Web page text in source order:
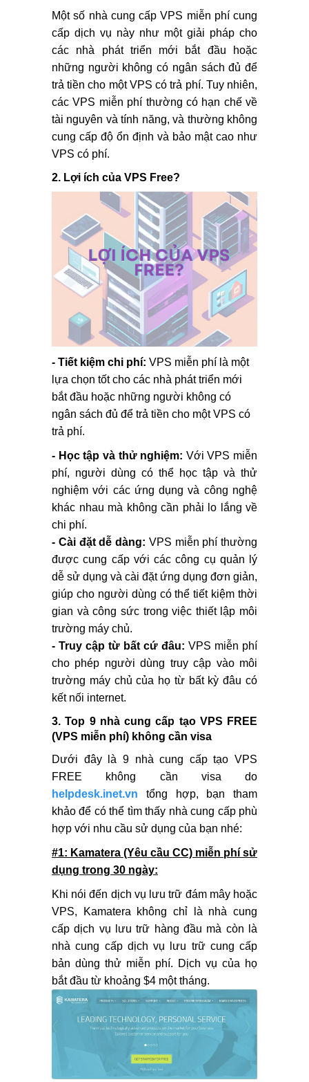
Một số nhà cung cấp VPS miễn phí cung
cấp dịch vụ này như một giải pháp cho
các nhà phát triển mới bắt đầu hoặc
những người không có ngân sách đủ để
trả tiền cho một VPS có trả phí. Tuy nhiên,
các VPS miễn phí thường có hạn chế về
tài nguyên và tính năng, và thường không
cung cấp độ ổn định và bảo mật cao như
VPS có phí.
2. Lợi ích của VPS Free?
- Tiết kiệm chi phí: VPS miễn phí là một
lựa chọn tốt cho các nhà phát triển mới
bắt đầu hoặc những người không có
ngân sách đủ để trả tiền cho một VPS có
trả phí.
- Học tập và thử nghiệm: Với VPS miễn
phí, người dùng có thể học tập và thử
nghiệm với các ứng dụng và công nghệ
khác nhau mà không cần phải lo lắng về
chi phí.
- Cài đặt dễ dàng: VPS miễn phí thường
được cung cấp với các công cụ quản lý
dễ sử dụng và cài đặt ứng dụng đơn giản,
giúp cho người dùng có thể tiết kiệm thời
gian và công sức trong việc thiết lập môi
trường máy chủ.
- Truy cập từ bất cứ đâu: VPS miễn phí
cho phép người dùng truy cập vào môi
trường máy chủ của họ từ bất kỳ đâu có
kết nối internet.
3. Top 9 nhà cung cấp tạo VPS FREE
(VPS miễn phí) không cần visa
Dưới đây là 9 nhà cung cấp tạo VPS
FREE không cần visa do
helpdesk.inet.vn tổng hợp, bạn tham
khảo để có thể tìm thấy nhà cung cấp phù
hợp với nhu cầu sử dụng của bạn nhé:
#1: Kamatera (Yêu cầu CC) miễn phí sử
dụng trong 30 ngày:
Khi nói đến dịch vụ lưu trữ đám mây hoặc
VPS, Kamatera không chỉ là nhà cung
cấp dịch vụ lưu trữ hàng đầu mà còn là
nhà cung cấp dịch vụ lưu trữ cung cấp
bản dùng thử miễn phí. Dịch vụ của họ
bắt đầu từ khoảng $4 một tháng.